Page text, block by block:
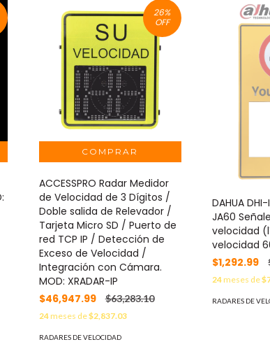
26%
OFF
ACCESSPRO Radar Medidor
de Velocidad de 3 Dígitos /
Doble salida de Relevador /
Tarjeta Micro SD / Puerto de
red TCP IP / Detección de
Exceso de Velocidad /
Integración con Cámara.
MOD: XRADAR-IP
$46,947.99
$63,283.10
24meses de$2,837.03
RADARES DE VELOCIDAD
DAHUA
JA60
velocidad
velocidad
$1,292.99
24meses de
RADARES DE